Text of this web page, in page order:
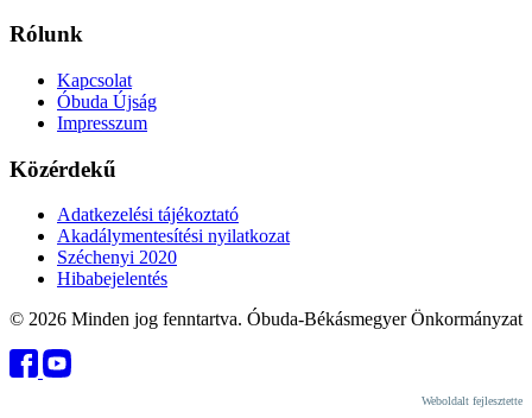
Rólunk
Kapcsolat
Óbuda Újság
Impresszum
Közérdekű
Adatkezelési tájékoztató
Akadálymentesítési nyilatkozat
Széchenyi 2020
Hibabejelentés
© 2026 Minden jog fenntartva. Óbuda-Békásmegyer Önkormányzat
Weboldalt fejlesztette